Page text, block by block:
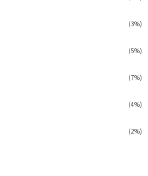
(3%)
(5%)
(7%)
(4%)
(2%)